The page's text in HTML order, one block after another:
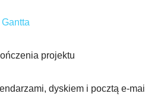
projektu
dyskiem i pocztą e-mail